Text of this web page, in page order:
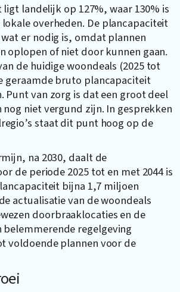
landelijk op 127%, waar 130% is
overheden. De plancapaciteit
er nodig is, omdat plannen
oplopen of niet door kunnen gaan.
de huidige woondeals (2025 tot
geraamde bruto plancapaciteit
Punt van zorg is dat een groot deel
nog niet vergund zijn. In gesprekken
staat dit punt hoog op de
na 2030, daalt de
de periode 2025 tot en met 2044 is
bijna 1,7 miljoen
actualisatie van de woondeals
doorbraaklocaties en de
regelgeving
voldoende plannen voor de